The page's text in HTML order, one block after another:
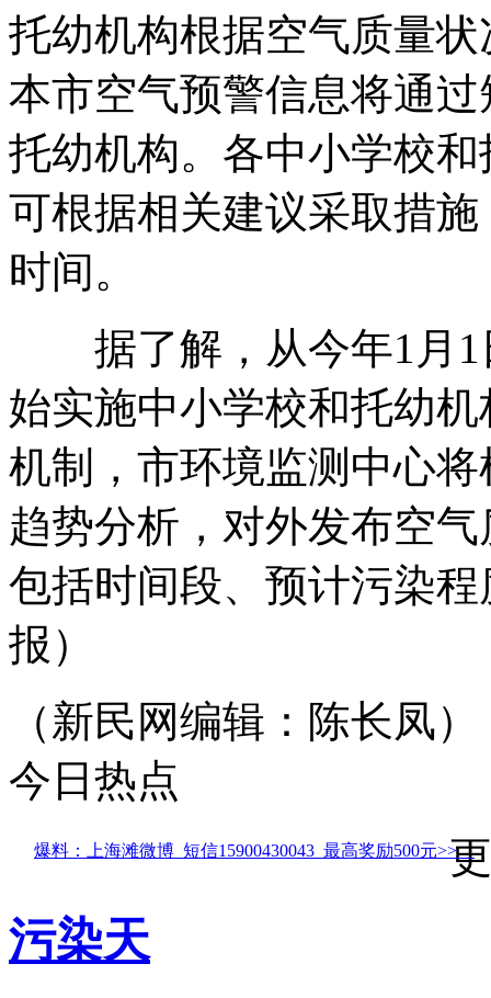
托幼机构根据空气质量
本市空气预警信息将通
托幼机构。各中小学校
可根据相关建议采取措
时间。
据了解，从今年1月1
始实施中小学校和托幼
机制，市环境监测中心
趋势分析，对外发布空
包括时间段、预计污染
报）
（新民网编辑：陈长凤
今日热点
爆料：上海滩微博 短信15900430043 最高奖励500元>>
污染天